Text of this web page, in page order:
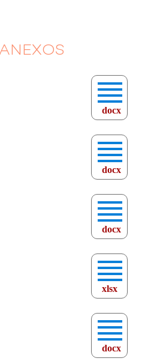
ANEXOS
docx
docx
docx
xlsx
docx